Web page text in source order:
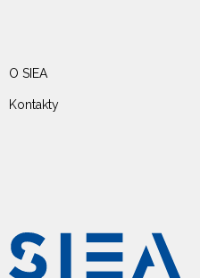
O SIEA
Kontakty